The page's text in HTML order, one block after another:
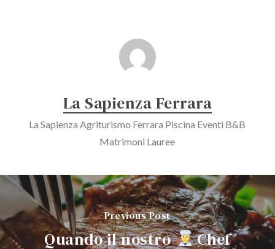
La Sapienza Ferrara
La Sapienza Agriturismo Ferrara Piscina Eventi B&B
Matrimoni Lauree
Previous Post
Quando il nostro
Chef